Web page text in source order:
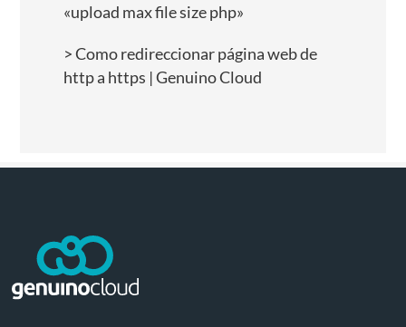
«upload max file size php»
Como redireccionar página web de
http a https | Genuino Cloud